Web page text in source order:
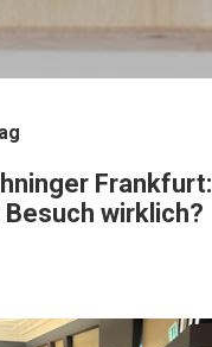
Frankfurt:
wirklich?